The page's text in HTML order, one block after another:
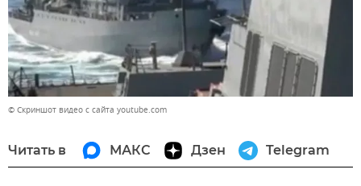
© Скриншот видео с сайта youtube.com
Читать в МАКС Дзен Telegram